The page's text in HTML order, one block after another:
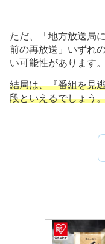
ただ、「地方放送局
前の再放送」いずれ
い可能性があります。
結局は、『番組を見
段といえるでしょう